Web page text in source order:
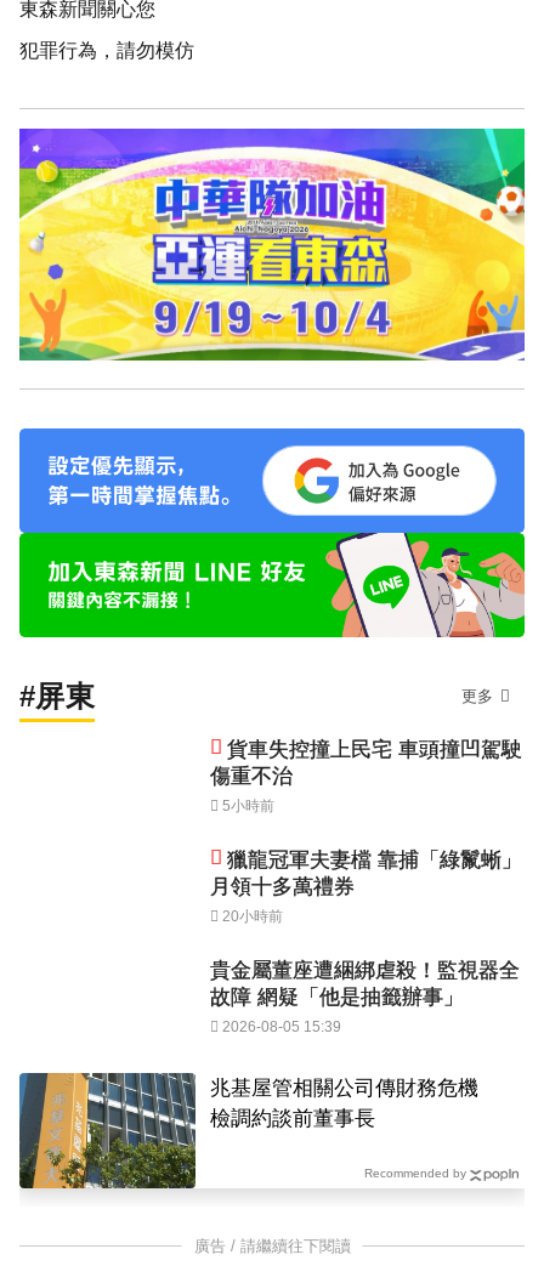
東森新聞關心您
犯罪行為，請勿模仿
#屏東 更多
貨車失控撞上民宅 車頭撞凹駕駛
傷重不治
5小時前
獵龍冠軍夫妻檔 靠捕「綠鬣蜥」
月領十多萬禮券
20小時前
貴金屬董座遭綑綁虐殺！監視器全
故障 網疑「他是抽籤辦事」
2026-08-05 15:39
兆基屋管相關公司傳財務危機
檢調約談前董事長
Recommended by
廣告 / 請繼續往下閱讀